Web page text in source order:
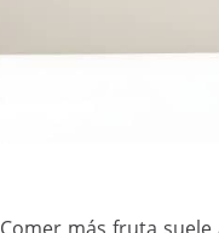
Comer más fruta